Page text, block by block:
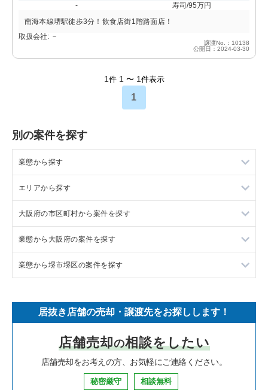
-
寿司/95万円
南海本線堺駅徒歩3分！飲食店街1階路面店！
取扱会社: －
譲渡No.：10138
公開日：2024-03-30
1 件 1 〜 1 件表示
1
別の案件を探す
業態から探す
ラーメンの居抜き売却物件の案件一覧
フランス料理の居抜き売却物件の案件一覧
イタリア料理の居抜き売却物件の案件一覧
中華の居抜き売却物件の案件一覧
寿司の居抜き売却物件の案件一覧
焼肉の居抜き売却物件の案件一覧
鉄板焼き・お好み焼の居抜き売却物件の案件一覧
エリアから探す
東京23区の飲食店の居抜き売却物件の案件一覧
東京都下の飲食店の居抜き売却物件の案件一覧
千葉県の飲食店の居抜き売却物件の案件一覧
神奈川県の飲食店の居抜き売却物件の案件一覧
大阪府の飲食店の居抜き売却物件の案件一覧
兵庫県の飲食店の居抜き売却物件の案件一覧
大阪府の市区町村から案件を探す
大阪市北区の飲食店の居抜き売却物件の案件一覧
大阪市中央区の飲食店の居抜き売却物件の案件一覧
堺市北区の飲食店の居抜き売却物件の案件一覧
堺市中区の飲食店の居抜き売却物件の案件一覧
大阪市西区の飲食店の居抜き売却物件の案件一覧
業態から大阪府の案件を探す
大阪府のラーメンの居抜き売却物件の案件一覧
大阪府のイタリア料理の居抜き売却物件の案件一覧
大阪府の中華の居抜き売却物件の案件一覧
大阪府のそば・うどんの居抜き売却物件の案件一覧
業態から堺市堺区の案件を探す
堺市堺区のイタリア料理の居抜き売却物件の案件一覧
堺市堺区の寿司の居抜き売却物件の案件一覧
堺市堺区の焼肉の居抜き売却物件の案件一覧
居抜き店舗の売却・譲渡先をお探しします！
店舗売却の相談をしたい
店舗売却をお考えの方、お気軽にご連絡ください。
秘密厳守 相談無料